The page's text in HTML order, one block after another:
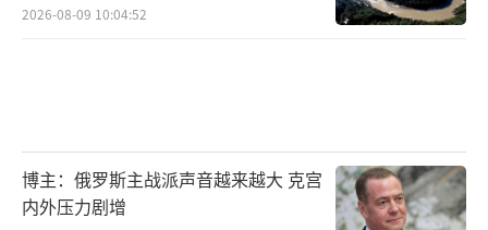
2026-08-09 10:04:52
博主：俄罗斯主战派声音越来越大 克宫
内外压力剧增